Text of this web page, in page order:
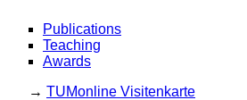
Publications
Teaching
Awards
→ TUMonline Visitenkarte